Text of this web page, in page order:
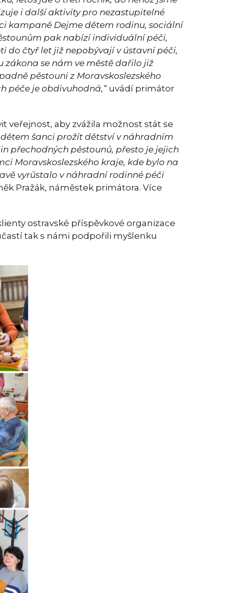
i další aktivity pro nezastupitelné
kampaně Dejme dětem rodinu, sociální
pak nabízí individuální péči,
do čtyř let již nepobývají v ústavní péči,
zákona se nám ve městě dařilo již
pěstouni z Moravskoslezského
péče je obdivuhodná,“ uvádí primátor
veřejnost, aby zvážila možnost stát se
šanci prožít dětství v náhradním
přechodných pěstounů, přesto je jejich
Moravskoslezského kraje, kde bylo na
vyrůstalo v náhradní rodinné péči
Pražák, náměstek primátora. Více
ostravské příspěvkové organizace
tak s námi podpořili myšlenku